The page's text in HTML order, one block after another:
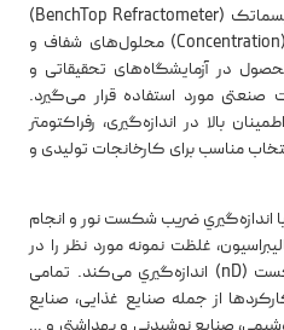
پریسماتک (BenchTop Refractometer)
برای اندازه‌گيری و نمايش غلـظت (Concentration) محلول‌های شفاف و
در آزمایشگاه‌های تحقیقاتی و
مورد استفاده قرار می‌گیرد.
بالا در اندازه‌گیری، رفراکتومتر
مناسب برای کارخانجات تولیدی و
اندازه‌گيري ضريب شكست نور و انجام
غلظت نمونه مورد نظر را در
واحد بريكس (Brix) و ضریب شکست (nD) اندازه‌گيري می‌كند. تمامی
از جمله صنایع غذایی، صنایع
صنایع نوشیدنی و بهداشتی و …